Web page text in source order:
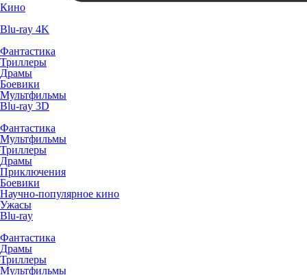
Кино
Blu-ray 4K
Фантастика
Триллеры
Драмы
Боевики
Мультфильмы
Blu-ray 3D
Фантастика
Мультфильмы
Триллеры
Драмы
Приключения
Боевики
Научно-популярное кино
Ужасы
Blu-ray
Фантастика
Драмы
Триллеры
Мультфильмы